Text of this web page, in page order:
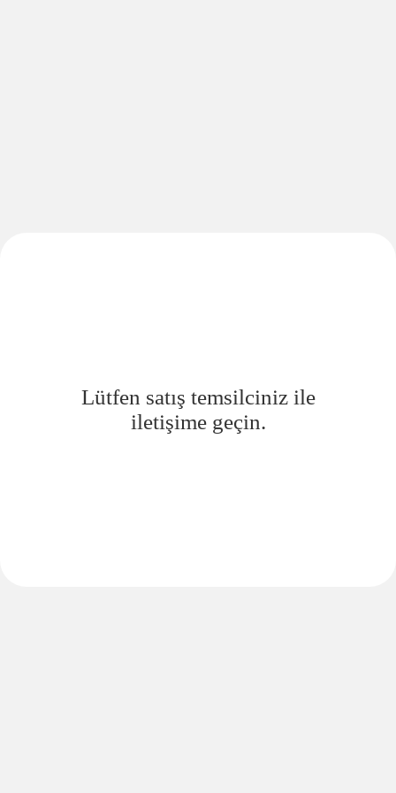
Lütfen satış temsilciniz ile
iletişime geçin.